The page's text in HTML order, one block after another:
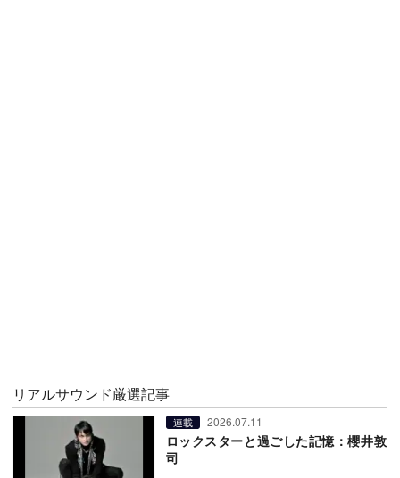
リアルサウンド厳選記事
連載 2026.07.11
ロックスターと過ごした記憶：櫻井敦
司